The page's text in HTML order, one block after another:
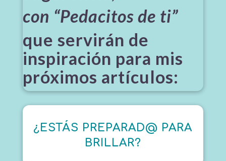
con “Pedacitos de ti”
que servirán de
inspiración para mis
próximos artículos:
¿ESTÁS PREPARAD@ PARA
BRILLAR?